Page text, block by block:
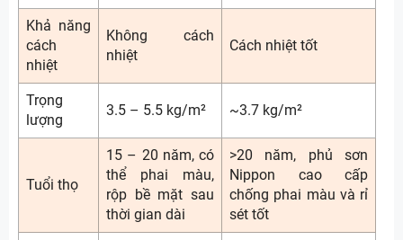
Khả năng
cách
nhiệt
Không cách
nhiệt
Cách nhiệt tốt
Trọng
lượng
3.5 – 5.5 kg/m² ~3.7 kg/m²
Tuổi thọ
15 – 20 năm, có
thể phai màu,
rộp bề mặt sau
thời gian dài
>20 năm, phủ sơn
Nippon cao cấp
chống phai màu và rỉ
sét tốt